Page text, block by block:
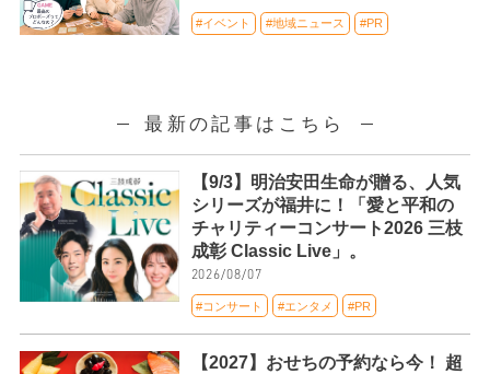
#イベント #地域ニュース #PR
最新の記事はこちら
【9/3】明治安田生命が贈る、人気
シリーズが福井に！「愛と平和の
チャリティーコンサート2026 三枝
成彰 Classic Live」。
2026/08/07
#コンサート #エンタメ #PR
【2027】おせちの予約なら今！ 超